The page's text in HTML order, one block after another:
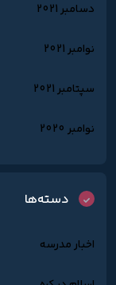
دسامبر 2021
نوامبر 2021
سپتامبر 2021
نوامبر 2020
دسته‌ها
اخبار مدرسه